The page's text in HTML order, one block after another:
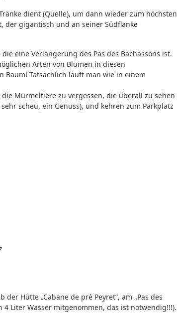
dient (Quelle), um dann wieder zum höchsten
der gigantisch und an seiner Südflanke
eine Verlängerung des Pas des Bachassons ist.
Arten von Blumen in diesen
Baum! Tatsächlich läuft man wie in einem
Murmeltiere zu vergessen, die überall zu sehen
scheu, ein Genuss), und kehren zum Parkplatz
Hütte „Cabane de pré Peyret”, am „Pas des
4 Liter Wasser mitgenommen, das ist notwendig!!!).